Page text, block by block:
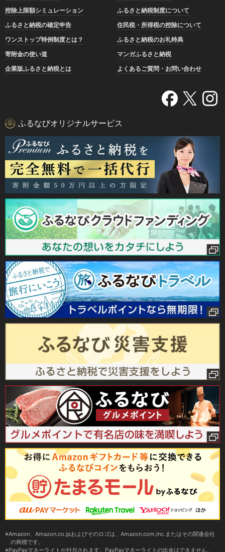
控除上限額シミュレーション
ふるさと納税制度について
ふるさと納税の確定申告
住民税・所得税の控除について
ワンストップ特例制度とは？
ふるさと納税のお礼特典
寄附金の使い道
マンガふるさと納税
企業版ふるさと納税とは
よくあるご質問・お問い合わせ
ふるなびオリジナルサービス
Amazon、Amazon.co.jpおよびそのロゴは、Amazon.com,Inc.またはその関連会社
の商標です。
PayPayマネーライトが付与されます。PayPayマネーライトの出金はできません。